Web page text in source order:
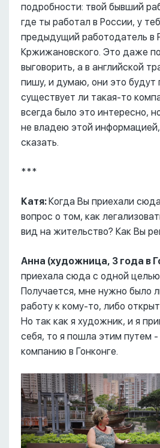
подробности: твой бывший
где ты работал в России, у
предыдущий работодатель в
Кржижановского. Это даже
выговорить, а в английской
пишу, и думаю, они это будут
существует ли такая-то
всегда было это интересно,
не владею этой
сказать.
***
Катя:Когда Вы приехали
вопрос о том, как
вид на жительство? Как Вы
Анна (художница, 3 года в
приехала сюда с одной целью
Получается, мне нужно было
работу к кому-то, либо
Но так как я художник, и я
себя, то я пошла этим путем -
компанию в Гонконге.